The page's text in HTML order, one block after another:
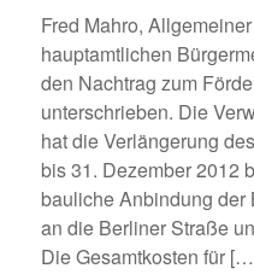
Fred Mahro,
hauptamtlichen
den Nachtrag zum
unterschrieben. Die
hat die Verlängerung
bis 31. Dezember 2012
bauliche Anbindung
an die Berliner Straße
Die Gesamtkosten für